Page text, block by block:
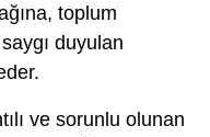
toplum
duyulan
ve sorunlu olunan